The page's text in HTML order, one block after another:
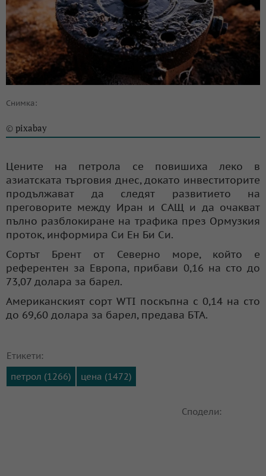
Снимка:
© pixabay
Цените на петрола се повишиха леко в
азиатската търговия днес, докато инвеститорите
продължават да следят развитието на
преговорите между Иран и САЩ и да очакват
пълно разблокиране на трафика през Ормузкия
проток, информира Си Ен Би Си.
Сортът Брент от Северно море, който е
референтен за Европа, прибави 0,16 на сто до
73,07 долара за барел.
Американският сорт WTI поскъпна с 0,14 на сто
до 69,60 долара за барел, предава БТА.
Етикети:
петрол (1266)
цена (1472)
Сподели: